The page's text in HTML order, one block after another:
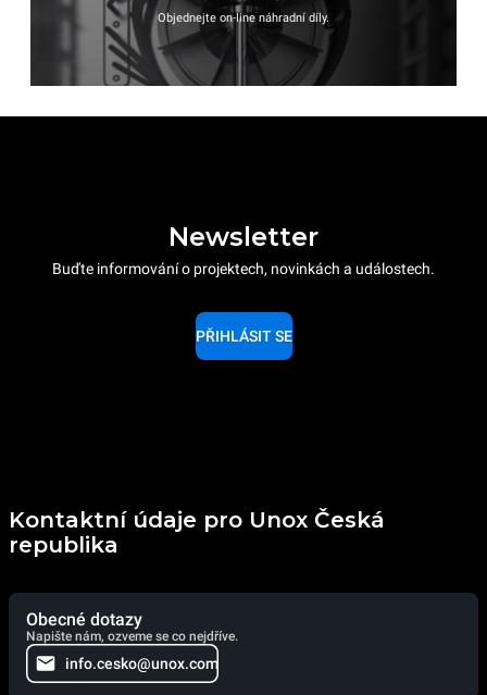
Objednejte on-line náhradní díly.
Newsletter
Buďte informování o projektech, novinkách a událostech.
PŘIHLÁSIT SE
Kontaktní údaje pro Unox Česká
republika
Obecné dotazy
Napište nám, ozveme se co nejdříve.
info.cesko@unox.com